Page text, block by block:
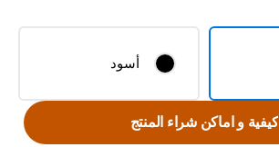
أسود
كيفية و اماكن شراء المنتج